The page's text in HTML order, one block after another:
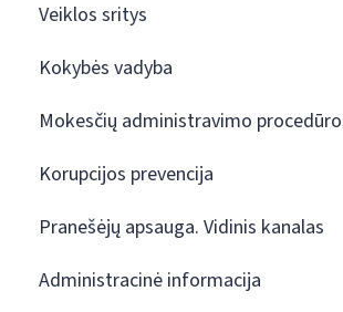
Veiklos sritys
Kokybės vadyba
Mokesčių administravimo
Korupcijos prevencija
Pranešėjų apsauga. Vidinis kanalas
Administracinė informacija